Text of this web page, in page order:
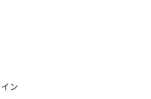
ン